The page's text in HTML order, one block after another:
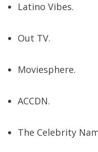
El medio de
encontrarás
tecnología,
apps,
informática,
trucos y
Latino Vibes.
Out TV.
Moviesphere.
ACCDN.
The Celebrity